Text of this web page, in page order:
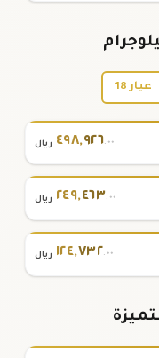
عيار 18
٤٩٨,٩٢٦.٠٠ ريال
٢٤٩,٤٦٣.٠٠ ريال
١٢٤,٧٣٢.٠٠ ريال